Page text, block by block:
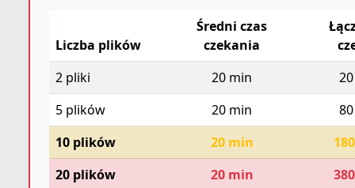
Liczba plików
Średni czas
czekania
2 pliki
20 min
5 plików
20 min
10 plików
20 min
20 plików
20 min